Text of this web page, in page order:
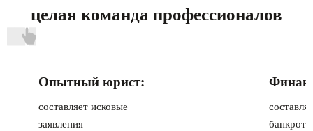
целая команда профессионалов
Опытный юрист:
составляет исковые
заявления